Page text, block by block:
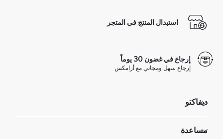
استبدال المنتج في المتجر
إرجاع في غضون 30 يوماً
إرجاع سهل ومجاني مع أرامكس
ديفاكتو
تعرف علينا
مساعدة